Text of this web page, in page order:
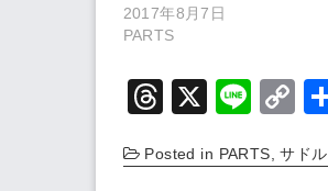
2017年8月7日
PARTS
T
e
X
Li
e
C
p
Posted in PARTS ,サドル